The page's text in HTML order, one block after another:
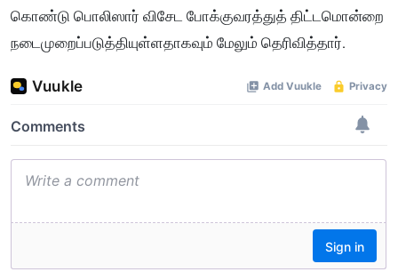
கொண்டு பொலிஸார் விசேட போக்குவரத்துத் திட்டமொன்றை
நடைமுறைப்படுத்தியுள்ளதாகவும் மேலும் தெரிவித்தார்.